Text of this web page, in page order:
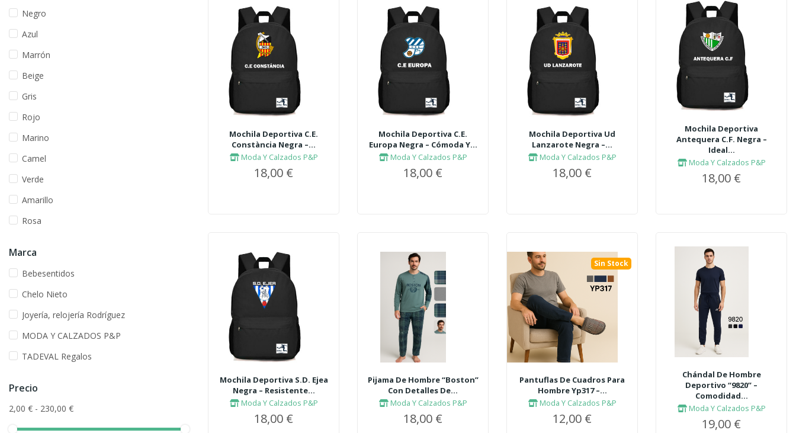
Negro
Azul
Marrón
Beige
Gris
Rojo
Marino
Camel
Verde
Amarillo
Rosa
Marca
Bebesentidos
Chelo Nieto
Joyería, relojería Rodríguez
MODA Y CALZADOS P&P
TADEVAL Regalos
Precio
2,00 € - 230,00 €
Mochila Deportiva C.E.
Constància Negra –...
Moda Y Calzados P&P
18,00 €
Mochila Deportiva C.E.
Europa Negra – Cómoda Y...
Moda Y Calzados P&P
18,00 €
Mochila Deportiva Ud
Lanzarote Negra –...
Moda Y Calzados P&P
18,00 €
Mochila Deportiva
Antequera C.F. Negra –
Ideal...
Moda Y Calzados P&P
18,00 €
Mochila Deportiva S.D. Ejea
Negra – Resistente...
Moda Y Calzados P&P
18,00 €
Pijama De Hombre “Boston”
Con Detalles De...
Moda Y Calzados P&P
18,00 €
Sin Stock
Pantuflas De Cuadros Para
Hombre Yp317 –...
Moda Y Calzados P&P
12,00 €
Chándal De Hombre
Deportivo “9820” –
Comodidad...
Moda Y Calzados P&P
19,00 €